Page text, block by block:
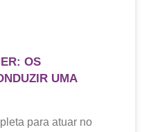
OS
UMA
para atuar no